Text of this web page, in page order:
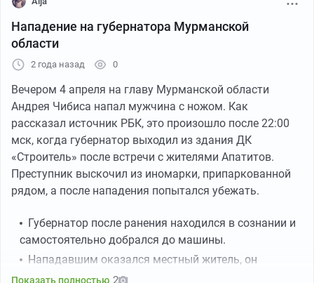
Пикабу ● 00:18
На место столкновения поездов в Мурманской
области направлены ещё четыре бригады скорой
помощи, сообщил губернатор Чибис. Ранее туда
отправились три бригады, а также спасатели. На
губернатор
Нападение на губернатора Мурманской
области
2 года назад 0
Вечером 4 апреля на главу Мурманской области
Андрея Чибиса напал мужчина с ножом. Как
рассказал источник РБК, это произошло после 22:00
мск, когда губернатор выходил из здания ДК
«Строитель» после встречи с жителями Апатитов.
Преступник выскочил из иномарки, припаркованной
рядом, а после нападения попытался убежать.
Губернатор после ранения находился в сознании и
самостоятельно добрался до машины.
Нападавшим оказался местный житель, он
пытался скрыться.
Показать полностью 2